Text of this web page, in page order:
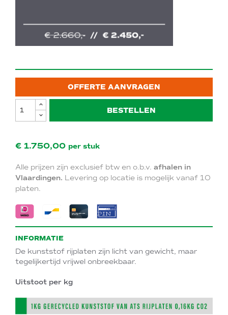
OFFERTE AANVRAGEN
BESTELLEN
€ 1.750,00 per stuk
Alle prijzen zijn exclusief btw en o.b.v. afhalen in
Vlaardingen. Levering op locatie is mogelijk vanaf 10
platen.
INFORMATIE
De kunststof rijplaten zijn licht van gewicht, maar
tegelijkertijd vrijwel onbreekbaar.
Uitstoot per kg